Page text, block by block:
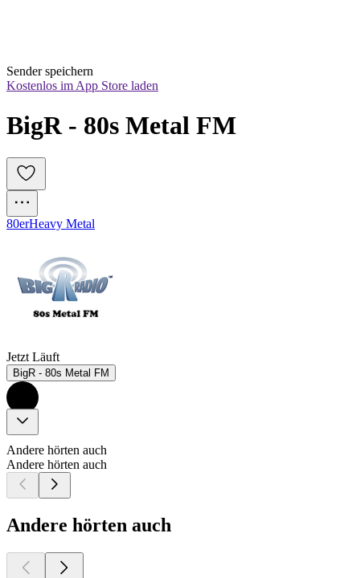
Sender speichern
Kostenlos im App Store laden
BigR - 80s Metal FM
80erHeavy Metal
Jetzt Läuft
BigR - 80s Metal FM
Andere hörten auch
Andere hörten auch
Andere hörten auch